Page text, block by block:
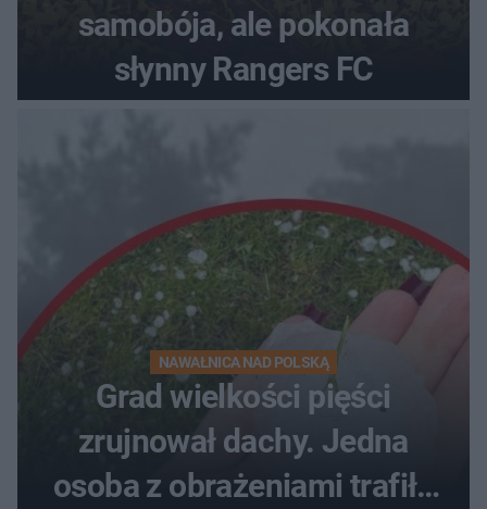
samobója, ale pokonała
słynny Rangers FC
NAWAŁNICA NAD POLSKĄ
Grad wielkości pięści
zrujnował dachy. Jedna
osoba z obrażeniami trafiła